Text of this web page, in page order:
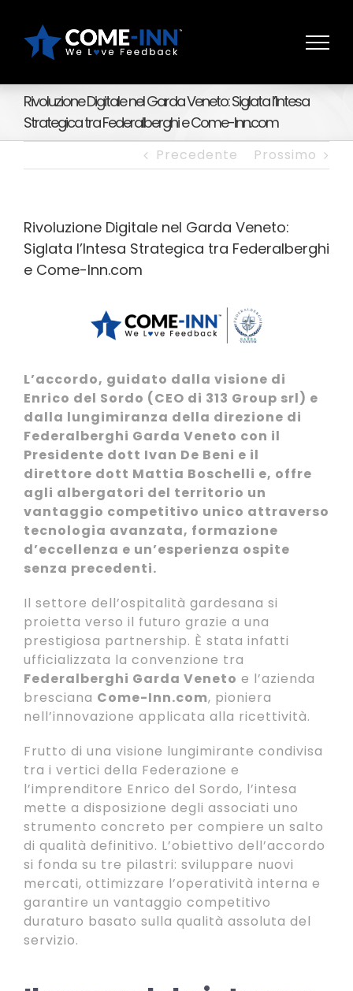
contenuto
Rivoluzione Digitale nel Garda Veneto: Siglata l’Intesa
Strategica tra Federalberghi e Come-Inn.com
Precedente Prossimo
Rivoluzione Digitale nel Garda Veneto:
Siglata l’Intesa Strategica tra Federalberghi
e Come-Inn.com
L’accordo, guidato dalla visione di
Enrico del Sordo (CEO di 313 Group srl) e
dalla lungimiranza della direzione di
Federalberghi Garda Veneto con il
Presidente dott Ivan De Beni e il
direttore dott Mattia Boschelli e, offre
agli albergatori del territorio un
vantaggio competitivo unico attraverso
tecnologia avanzata, formazione
d’eccellenza e un’esperienza ospite
senza precedenti.
Il settore dell’ospitalità gardesana si
proietta verso il futuro grazie a una
prestigiosa partnership. È stata infatti
ufficializzata la convenzione tra
Federalberghi Garda Veneto e l’azienda
bresciana Come-Inn.com, pioniera
nell’innovazione applicata alla ricettività.
Frutto di una visione lungimirante condivisa
tra i vertici della Federazione e
l’imprenditore Enrico del Sordo, l’intesa
mette a disposizione degli associati uno
strumento concreto per compiere un salto
di qualità definitivo. L’obiettivo dell’accordo
si fonda su tre pilastri: sviluppare nuovi
mercati, ottimizzare l’operatività interna e
garantire un vantaggio competitivo
duraturo basato sulla qualità assoluta del
servizio.